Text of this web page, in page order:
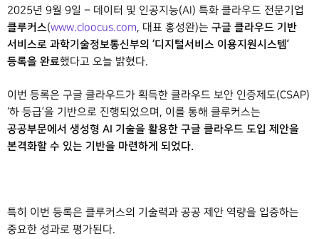
2025년 9월 9일 – 데이터 및 인공지능(AI) 특화 클라우드 전문기업
클루커스(www.cloocus.com, 대표 홍성완)는 구글 클라우드 기반
서비스로 과학기술정보통신부의 ‘디지털서비스 이용지원시스템’
등록을 완료했다고 오늘 밝혔다.
이번 등록은 구글 클라우드가 획득한 클라우드 보안 인증제도(CSAP)
‘하 등급’을 기반으로 진행되었으며, 이를 통해 클루커스는
공공부문에서 생성형 AI 기술을 활용한 구글 클라우드 도입 제안을
본격화할 수 있는 기반을 마련하게 되었다.
특히 이번 등록은 클루커스의 기술력과 공공 제안 역량을 입증하는
중요한 성과로 평가된다.